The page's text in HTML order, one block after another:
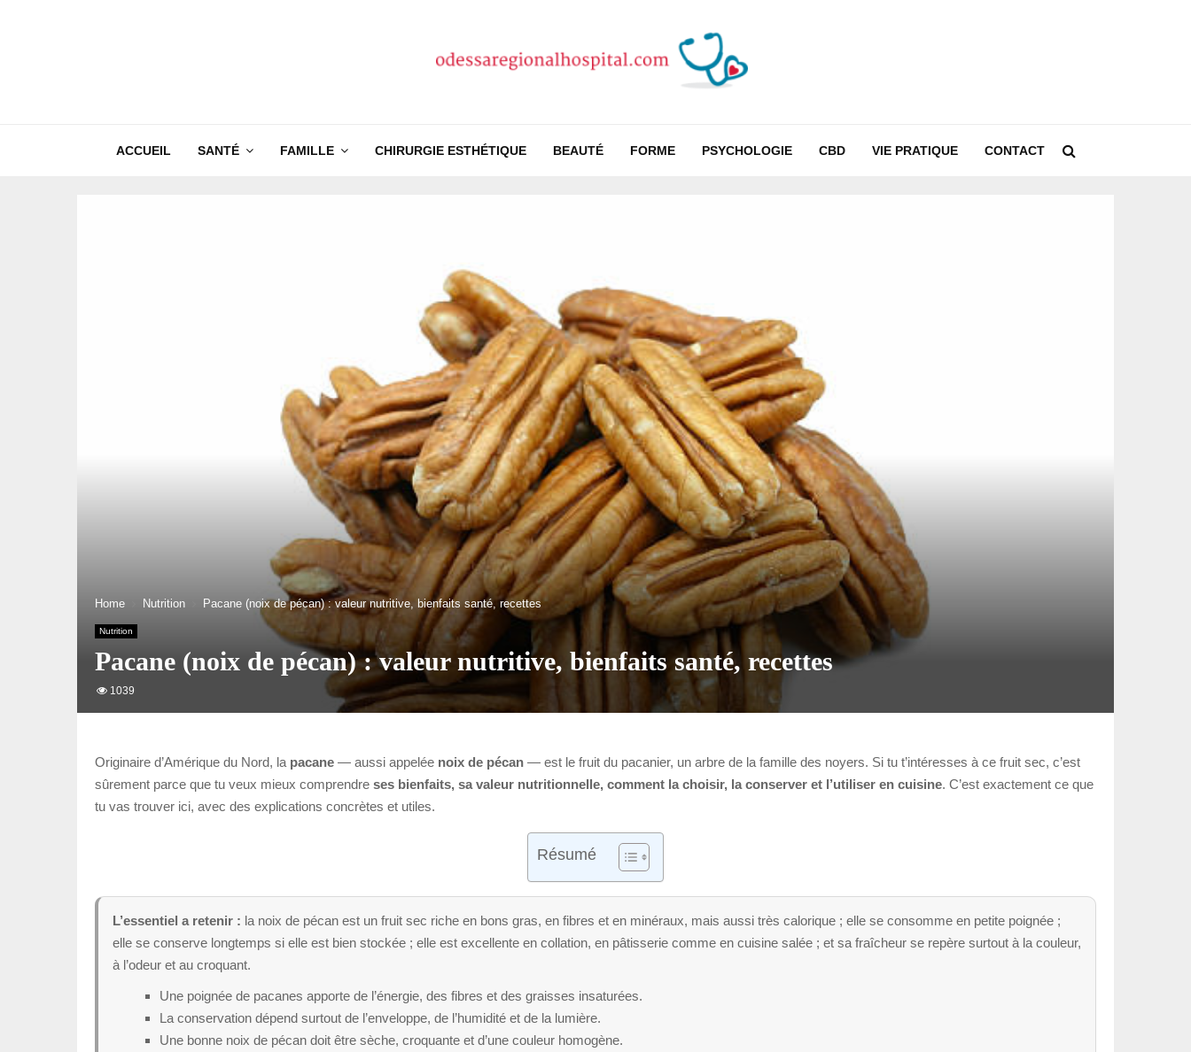
ACCUEIL SANTÉ FAMILLE CHIRURGIE ESTHÉTIQUE BEAUTÉ FORME PSYCHOLOGIE CBD VIE PRATIQUE CONTACT
Home Nutrition Pacane (noix de pécan) : valeur nutritive, bienfaits santé, recettes
Nutrition
Pacane (noix de pécan) : valeur nutritive, bienfaits santé, recettes
1039
Originaire d’Amérique du Nord, la pacane — aussi appelée noix de pécan — est le fruit du pacanier, un arbre de la famille des noyers. Si tu t’intéresses à ce fruit sec, c’est
sûrement parce que tu veux mieux comprendre ses bienfaits, sa valeur nutritionnelle, comment la choisir, la conserver et l’utiliser en cuisine. C’est exactement ce que
tu vas trouver ici, avec des explications concrètes et utiles.
Résumé
L’essentiel a retenir : la noix de pécan est un fruit sec riche en bons gras, en fibres et en minéraux, mais aussi très calorique ; elle se consomme en petite poignée ;
elle se conserve longtemps si elle est bien stockée ; elle est excellente en collation, en pâtisserie comme en cuisine salée ; et sa fraîcheur se repère surtout à la couleur,
à l’odeur et au croquant.
Une poignée de pacanes apporte de l’énergie, des fibres et des graisses insaturées.
La conservation dépend surtout de l’enveloppe, de l’humidité et de la lumière.
Une bonne noix de pécan doit être sèche, croquante et d’une couleur homogène.